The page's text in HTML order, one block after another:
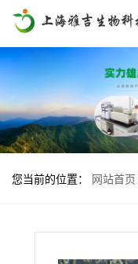
您当前的位置： 网站首页